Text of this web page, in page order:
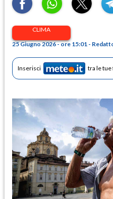
CLIMA
25 Giugno 2026 - ore 15:01 -
Inserisci tra le tue